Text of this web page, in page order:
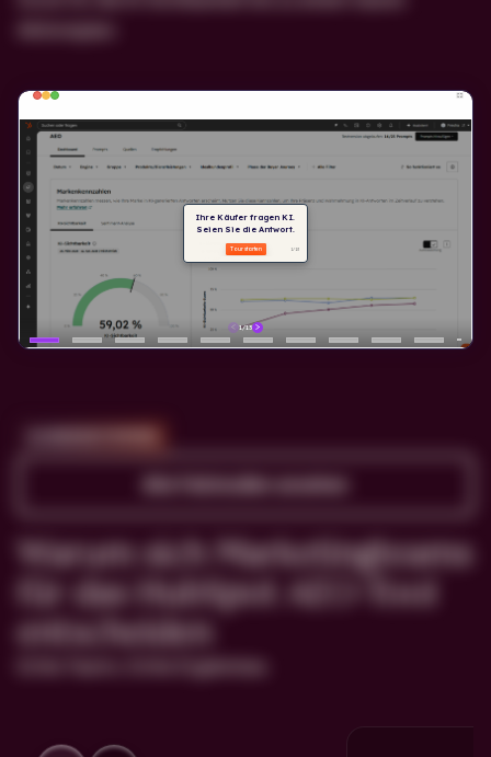
Warum sich Marketingteams
für das HubSpot AEO-Tool
entscheiden